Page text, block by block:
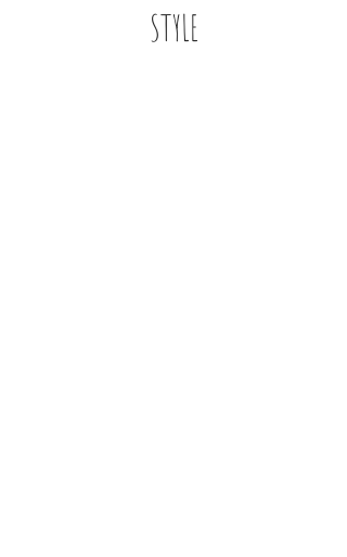
STYLE